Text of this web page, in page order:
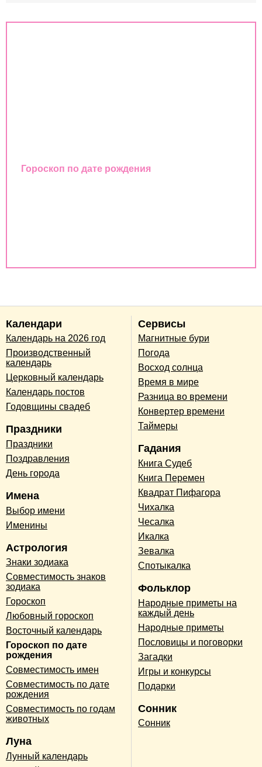
Гороскоп по дате рождения
Календари
Календарь на 2026 год
Производственный
календарь
Церковный календарь
Календарь постов
Годовщины свадеб
Праздники
Праздники
Поздравления
День города
Имена
Выбор имени
Именины
Астрология
Знаки зодиака
Совместимость знаков
зодиака
Гороскоп
Любовный гороскоп
Восточный календарь
Гороскоп по дате
рождения
Совместимость имен
Совместимость по дате
рождения
Совместимость по годам
животных
Луна
Лунный календарь
Сервисы
Магнитные бури
Погода
Восход солнца
Время в мире
Разница во времени
Конвертер времени
Таймеры
Гадания
Книга Судеб
Книга Перемен
Квадрат Пифагора
Чихалка
Чесалка
Икалка
Зевалка
Спотыкалка
Фольклор
Народные приметы на
каждый день
Народные приметы
Пословицы и поговорки
Загадки
Игры и конкурсы
Подарки
Сонник
Сонник